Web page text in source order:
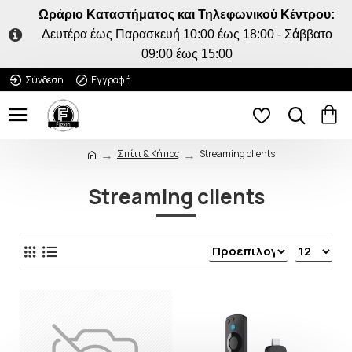
Ωράριο Καταστήματος και Τηλεφωνικού Κέντρου:
Δευτέρα έως Παρασκευή 10:00 έως 18:00 - Σάββατο
09:00 έως 15:00
Σύνδεση
Εγγραφή
Σπίτι & Κήπος Streaming clients
Streaming clients